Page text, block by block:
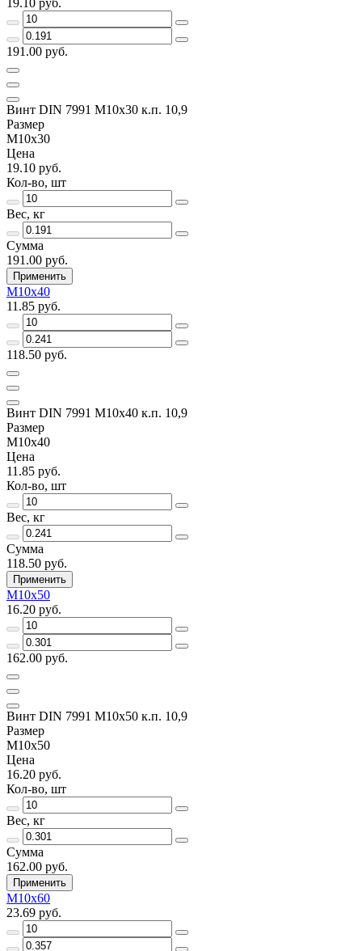
191.00 руб.
Винт DIN 7991 M10x30 к.п. 10,9
Размер
M10x30
Цена
19.10 руб.
Кол-во, шт
Вес, кг
Сумма
191.00 руб.
Применить
M10x40
11.85 руб.
118.50 руб.
Винт DIN 7991 M10x40 к.п. 10,9
Размер
M10x40
Цена
11.85 руб.
Кол-во, шт
Вес, кг
Сумма
118.50 руб.
Применить
M10x50
16.20 руб.
162.00 руб.
Винт DIN 7991 M10x50 к.п. 10,9
Размер
M10x50
Цена
16.20 руб.
Кол-во, шт
Вес, кг
Сумма
162.00 руб.
Применить
M10x60
23.69 руб.